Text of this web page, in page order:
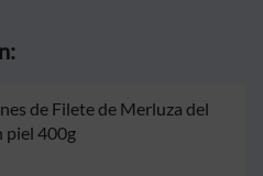
de Filete de Merluza del
piel 400g